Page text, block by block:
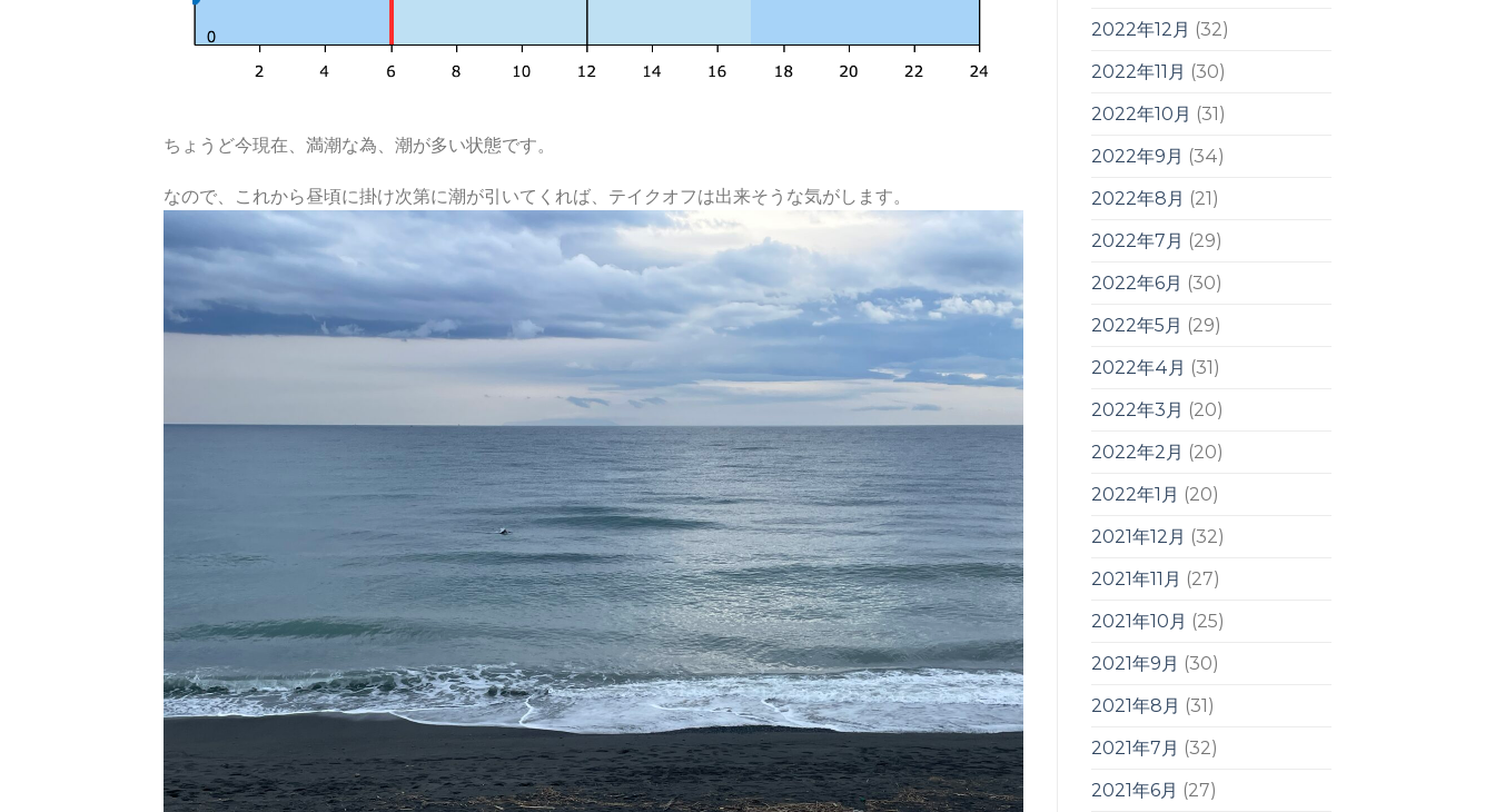
ちょうど今現在、満潮な為、潮が多い状態です。
なので、これから昼頃に掛け次第に潮が引いてくれば、テイクオフは出来そうな気がします。
2022年12月 (32)
2022年11月 (30)
2022年10月 (31)
2022年9月 (34)
2022年8月 (21)
2022年7月 (29)
2022年6月 (30)
2022年5月 (29)
2022年4月 (31)
2022年3月 (20)
2022年2月 (20)
2022年1月 (20)
2021年12月 (32)
2021年11月 (27)
2021年10月 (25)
2021年9月 (30)
2021年8月 (31)
2021年7月 (32)
2021年6月 (27)